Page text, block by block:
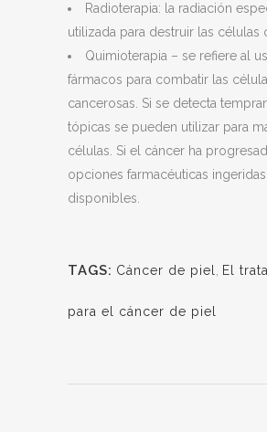
Radioterapia: la radiación
utilizada para destruir las células
Quimioterapia – se refiere al
fármacos para combatir las
cancerosas. Si se detecta
tópicas se pueden utilizar para
células. Si el cáncer ha
opciones farmacéuticas ingeridas
disponibles.
TAGS: Cáncer de piel El
para el cáncer de piel